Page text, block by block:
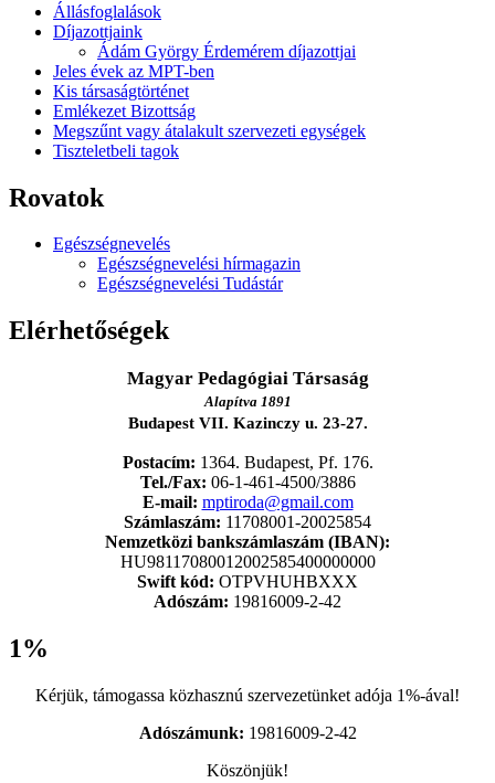
Állásfoglalások
Díjazottjaink
Ádám György Érdemérem díjazottjai
Jeles évek az MPT-ben
Kis társaságtörténet
Emlékezet Bizottság
Megszűnt vagy átalakult szervezeti egységek
Tiszteletbeli tagok
Rovatok
Egészségnevelés
Egészségnevelési hírmagazin
Egészségnevelési Tudástár
Elérhetőségek
Magyar Pedagógiai Társaság
Alapítva 1891
Budapest VII. Kazinczy u. 23-27.
Postacím: 1364. Budapest, Pf. 176.
Tel./Fax: 06-1-461-4500/3886
E-mail: mptiroda@gmail.com
Számlaszám: 11708001-20025854
Nemzetközi bankszámlaszám (IBAN):
HU98117080012002585400000000
Swift kód: OTPVHUHBXXX
Adószám: 19816009-2-42
1%
Kérjük, támogassa közhasznú szervezetünket adója 1%-ával!
Adószámunk: 19816009-2-42
Köszönjük!